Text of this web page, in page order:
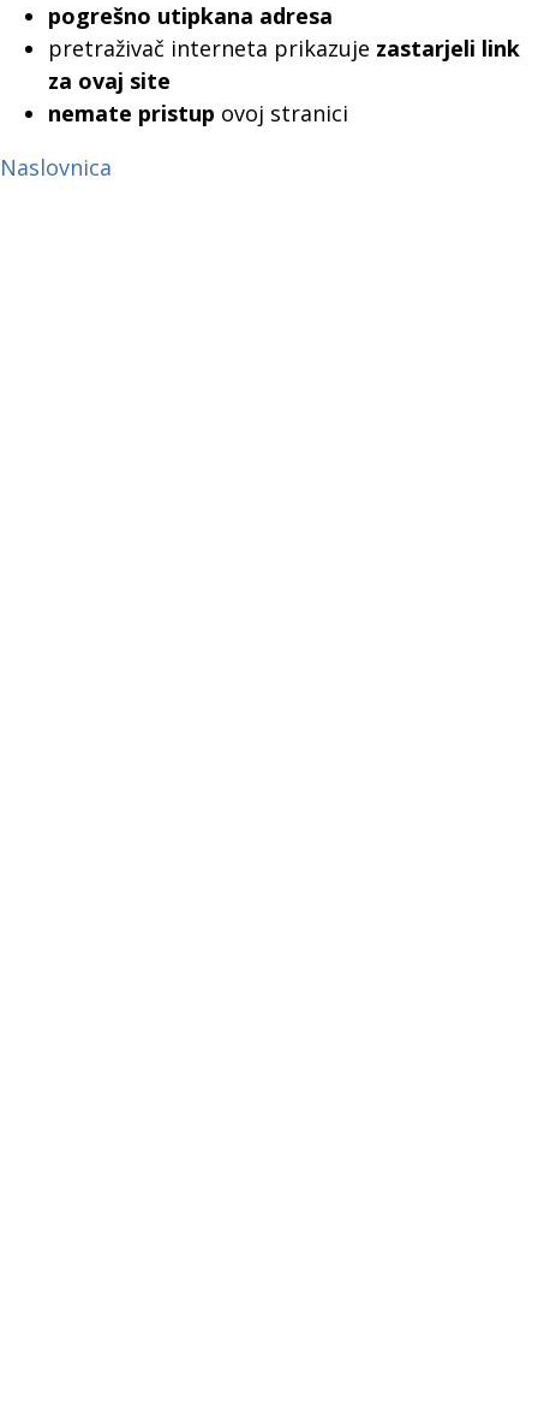
pogrešno utipkana adresa
pretraživač interneta prikazuje zastarjeli link
za ovaj site
nemate pristup ovoj stranici
Naslovnica